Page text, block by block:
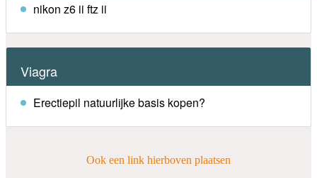
nikon z6 ii ftz ii
Viagra
Erectiepil natuurlijke basis kopen?
Ook een link hierboven plaatsen